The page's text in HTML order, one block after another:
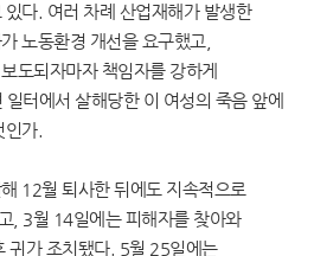
다. 여러 차례 산업재해가 발생한
노동환경 개선을 요구했고,
도되자마자 책임자를 강하게
터에서 살해당한 이 여성의 죽음 앞에
인가.
12월 퇴사한 뒤에도 지속적으로
, 3월 14일에는 피해자를 찾아와
귀가 조치됐다. 5월 25일에는